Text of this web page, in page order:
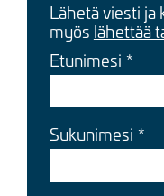
Lähetä viesti ja
myös lähettää
Etunimesi
Sukunimesi